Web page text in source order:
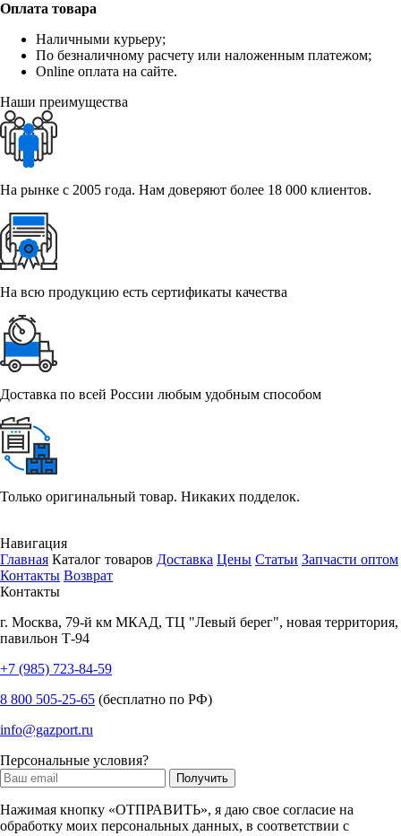
Оплата товара
Наличными курьеру;
По безналичному расчету или наложенным платежом;
Online оплата на сайте.
Наши преимущества
На рынке с 2005 года. Нам доверяют более 18 000 клиентов.
На всю продукцию есть сертификаты качества
Доставка по всей России любым удобным способом
Только оригинальный товар. Никаких подделок.
Навигация
Главная Каталог товаров Доставка Цены Статьи Запчасти оптом
Контакты Возврат
Контакты
г. Москва, 79-й км МКАД, ТЦ "Левый берег", новая территория,
павильон Т-94
+7 (985) 723-84-59
8 800 505-25-65 (бесплатно по РФ)
info@gazport.ru
Персональные условия?
Нажимая кнопку «ОТПРАВИТЬ», я даю свое согласие на
обработку моих персональных данных, в соответствии с